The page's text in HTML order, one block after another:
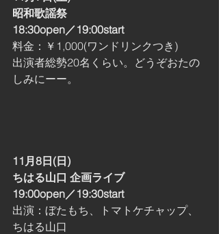
昭和歌謡祭
18:30open／19:00start
料金：￥1,000(ワンドリンクつき)
出演者総勢20名くらい。どうぞおたの
しみにーー。
11月8日(日)
ちはる山口 企画ライブ
19:00open／19:30start
出演：ぼたもち、トマトケチャップ、
ちはる山口